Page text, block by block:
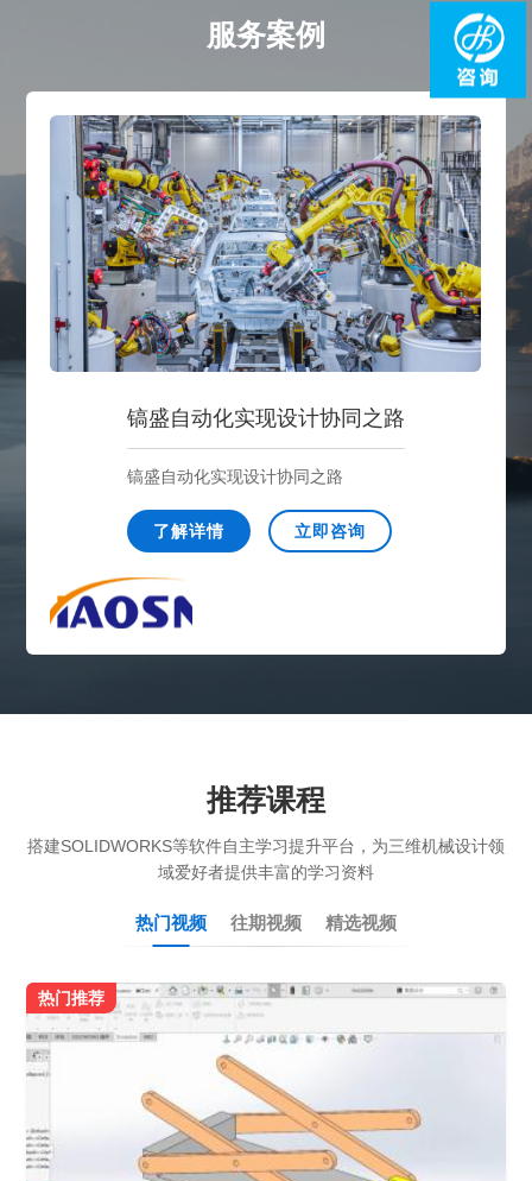
服务案例
镐盛自动化实现设计协同之路
镐盛自动化实现设计协同之路
了解详情 立即咨询
推荐课程
搭建SOLIDWORKS等软件自主学习提升平台，为三维机械设计领
域爱好者提供丰富的学习资料
热门视频 往期视频 精选视频
热门推荐